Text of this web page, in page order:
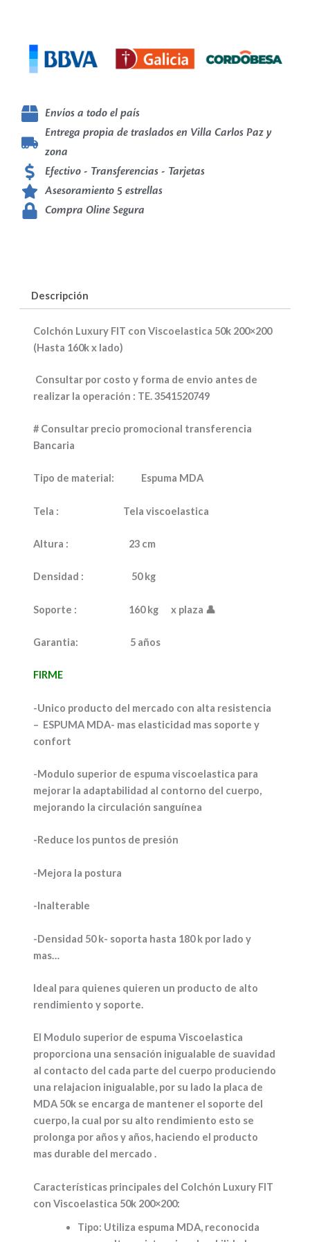
Envíos a todo el país
Entrega propia de traslados en Villa Carlos Paz y
zona
Efectivo - Transferencias - Tarjetas
Asesoramiento 5 estrellas
Compra Oline Segura
Descripción
Colchón Luxury FIT con Viscoelastica 50k 200×200
(Hasta 160k x lado)
Consultar por costo y forma de envio antes de
realizar la operación : TE. 3541520749
# Consultar precio promocional transferencia
Bancaria
Tipo de material: Espuma MDA
Tela : Tela viscoelastica
Altura : 23 cm
Densidad : 50 kg
Soporte : 160 kg x plaza 👤
Garantia: 5 años
FIRME
-Unico producto del mercado con alta resistencia
– ESPUMA MDA- mas elasticidad mas soporte y
confort
-Modulo superior de espuma viscoelastica para
mejorar la adaptabilidad al contorno del cuerpo,
mejorando la circulación sanguínea
-Reduce los puntos de presión
-Mejora la postura
-Inalterable
-Densidad 50 k- soporta hasta 180 k por lado y
mas…
Ideal para quienes quieren un producto de alto
rendimiento y soporte.
El Modulo superior de espuma Viscoelastica
proporciona una sensación inigualable de suavidad
al contacto del cada parte del cuerpo produciendo
una relajacion inigualable, por su lado la placa de
MDA 50k se encarga de mantener el soporte del
cuerpo, la cual por su alto rendimiento esto se
prolonga por años y años, haciendo el producto
mas durable del mercado .
Características principales del Colchón Luxury FIT
con Viscoelastica 50k 200×200:
Tipo: Utiliza espuma MDA, reconocida